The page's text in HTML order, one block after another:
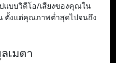
แบบวิดีโอ/เสียงของคุณใน
ตั้งแต่คุณภาพต่ำสุดไปจนถึง
เมตา